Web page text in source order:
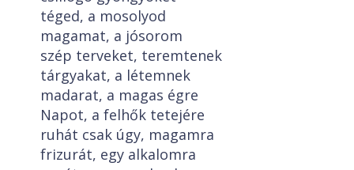
téged, a mosolyod
magamat, a jósorom
szép terveket, teremtenek
tárgyakat, a létemnek
madarat, a magas égre
Napot, a felhők tetejére
ruhát csak úgy, magamra
frizurát, egy alkalomra